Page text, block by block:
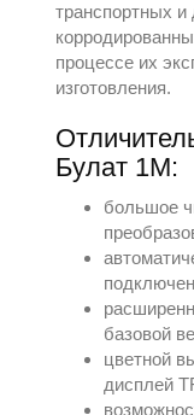
транспортных и
процессе их
изготовления.
Булат 1М:
большое
базовой
цветной
дисплей